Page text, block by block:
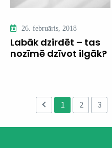
26. februāris, 2018
Labāk dzirdēt – tas
nozīmē dzīvot ilgāk?
1 2 3